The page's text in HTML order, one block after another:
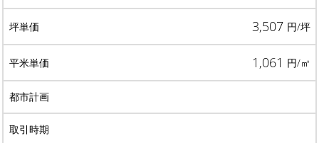
3,507 円/坪
1,061 円/㎡